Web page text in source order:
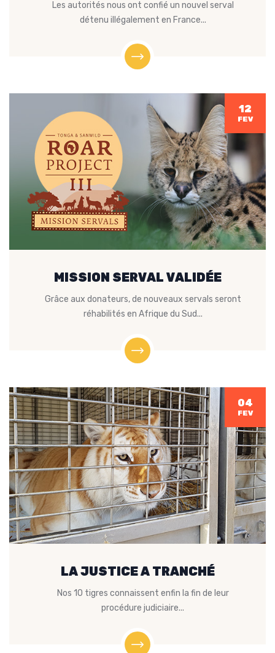
Les autorités nous ont confié un nouvel serval
détenu illégalement en France...
12
FEV
MISSION SERVAL VALIDÉE
Grâce aux donateurs, de nouveaux servals seront
réhabilités en Afrique du Sud...
04
FEV
LA JUSTICE A TRANCHÉ
Nos 10 tigres connaissent enfin la fin de leur
procédure judiciaire...